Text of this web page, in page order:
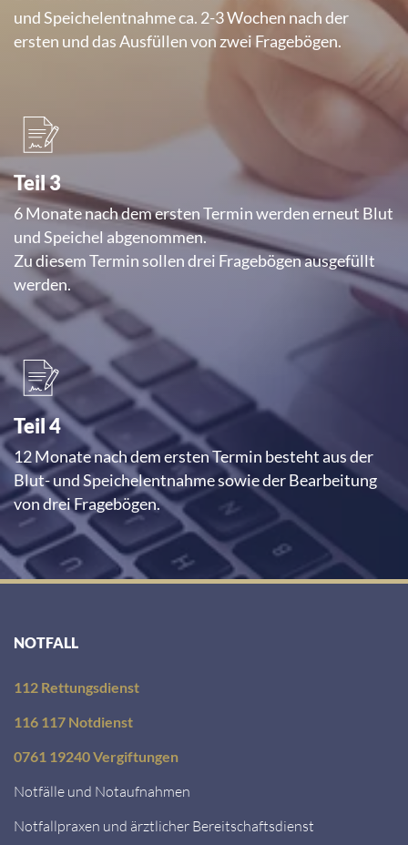
und Speichelentnahme ca. 2-3 Wochen nach der
ersten und das Ausfüllen von zwei Fragebögen.
Teil 3
6 Monate nach dem ersten Termin werden erneut Blut
und Speichel abgenommen.
Zu diesem Termin sollen drei Fragebögen ausgefüllt
werden.
Teil 4
12 Monate nach dem ersten Termin besteht aus der
Blut- und Speichelentnahme sowie der Bearbeitung
von drei Fragebögen.
NOTFALL
112 Rettungsdienst
116 117 Notdienst
0761 19240 Vergiftungen
Notfälle und Notaufnahmen
Notfallpraxen und ärztlicher Bereitschaftsdienst